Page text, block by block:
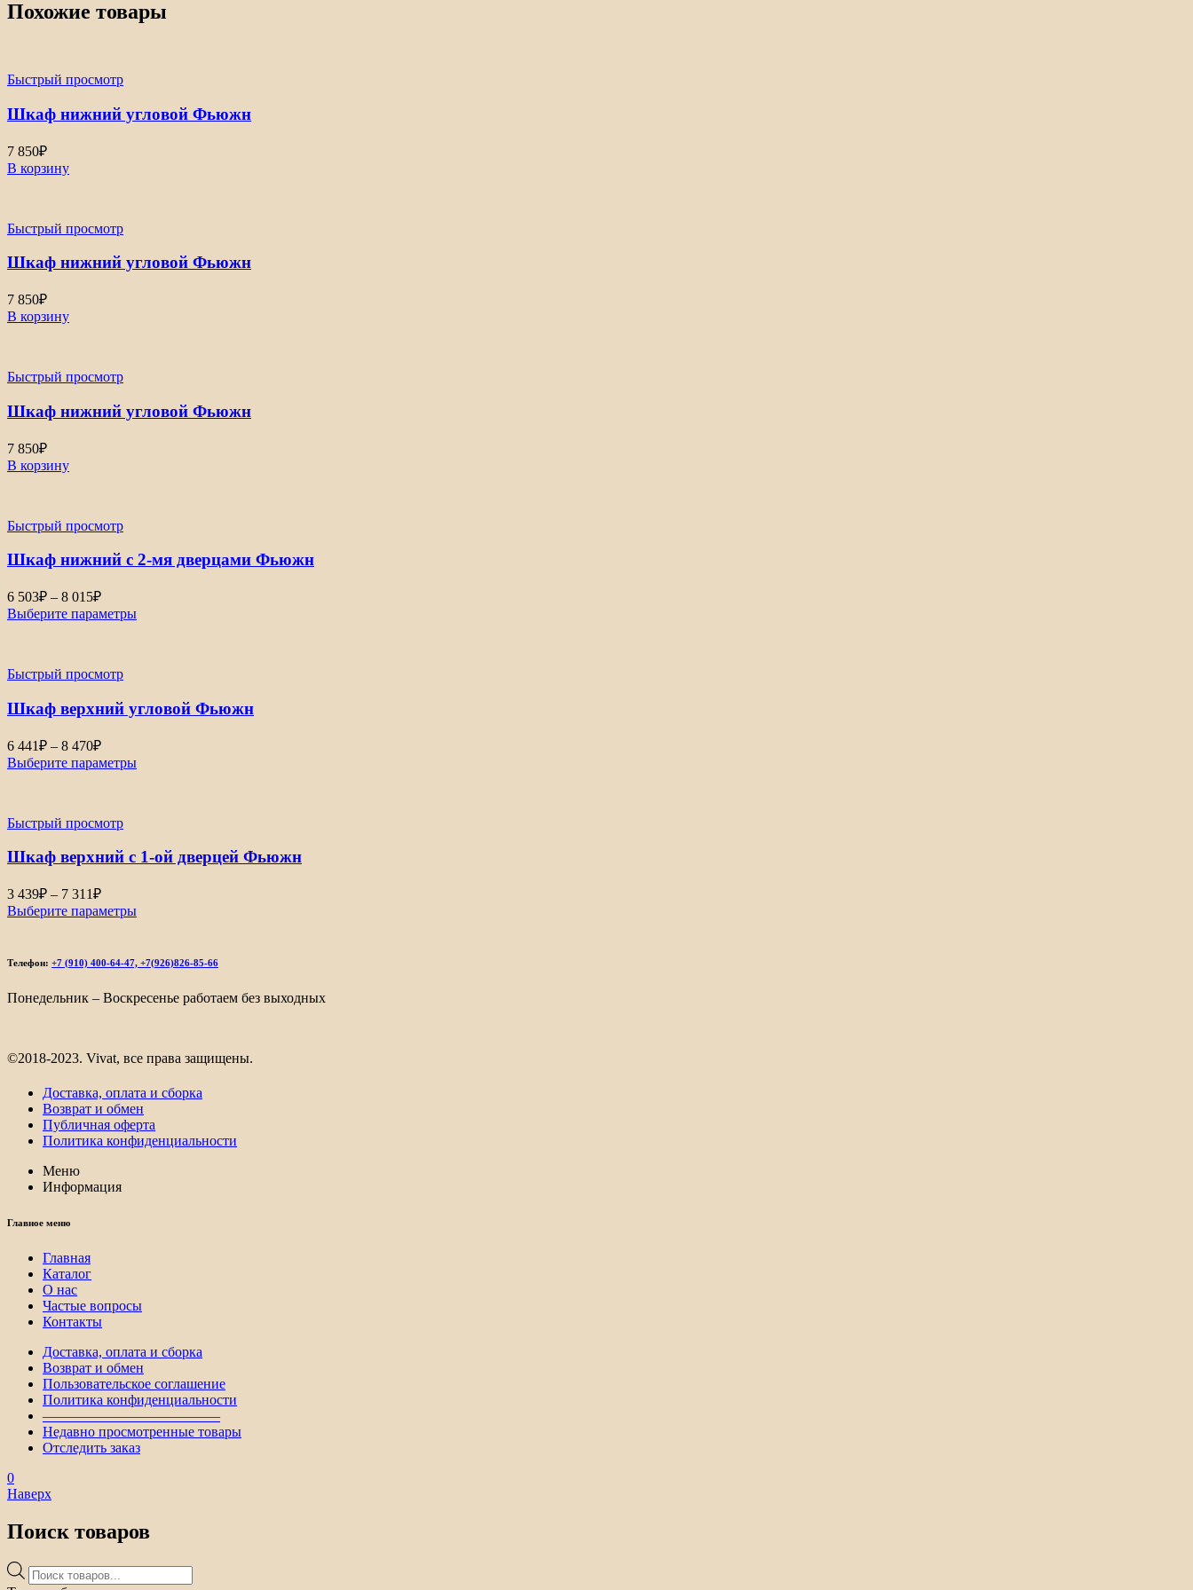
Похожие товары
Быстрый просмотр
Шкаф нижний угловой Фьюжн
7 850₽
В корзину
Быстрый просмотр
Шкаф нижний угловой Фьюжн
7 850₽
В корзину
Быстрый просмотр
Шкаф нижний угловой Фьюжн
7 850₽
В корзину
Быстрый просмотр
Шкаф нижний с 2-мя дверцами Фьюжн
6 503₽ – 8 015₽Диапазон
цен:
6
8
Выберите параметры
Быстрый просмотр
Шкаф верхний угловой Фьюжн
6 441₽ – 8 470₽Диапазон
цен:
6
8
Выберите параметры
Быстрый просмотр
Шкаф верхний с 1-ой дверцей Фьюжн
3 439₽ – 7 311₽Диапазон
цен:
3
–
311₽
Выберите параметры
Телефон: +7 (910) 400-64-47, +7(926)826-85-66
Понедельник – Воскресенье работаем без выходных
©2018-2023. Vivat, все права защищены.
Доставка, оплата и сборка
Возврат и обмен
Публичная оферта
Политика конфиденциальности
Меню
Информация
Главное меню
Главная
Каталог
О нас
Частые вопросы
Контакты
Доставка, оплата и сборка
Возврат и обмен
Пользовательское соглашение
Политика конфиденциальности
————————————–
Недавно просмотренные товары
Отследить заказ
0
Наверх
Поиск товаров
Поиск
товаров